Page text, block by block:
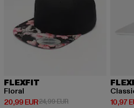
FLEXFIT
Floral
20,99 EUR
Derzeitiger Preis: 20,99 EUR
24,99 EURAktionspreis: 24,99
10,97